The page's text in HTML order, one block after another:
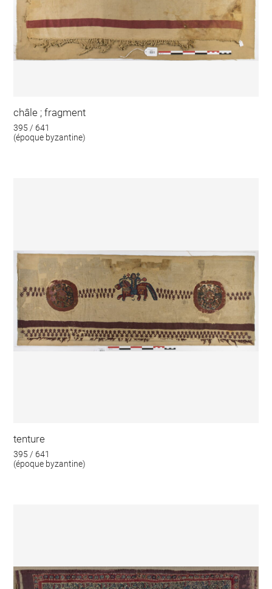
châle ; fragment
395 / 641
(époque byzantine)
tenture
395 / 641
(époque byzantine)